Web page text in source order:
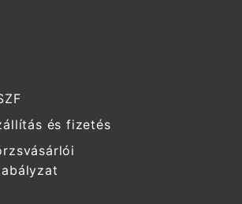
és fizetés